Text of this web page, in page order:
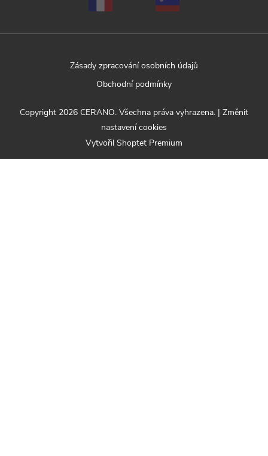
Zásady zpracování osobních údajů
Obchodní podmínky
Vytvořil Shoptet Premium
Copyright 2026 CERANO. Všechna práva vyhrazena. | Změnit
nastavení cookies